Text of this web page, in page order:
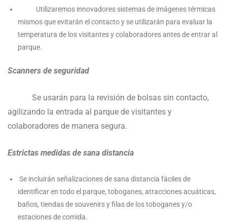
Utilizaremos innovadores sistemas de imágenes térmicas
mismos que evitarán el contacto y se utilizarán para evaluar la
temperatura de los visitantes y colaboradores antes de entrar al
parque.
Scanners de seguridad
Se usarán para la revisión de bolsas sin contacto,
agilizando la entrada al parque de visitantes y
colaboradores de manera segura.
Estrictas medidas de sana distancia
Se incluirán señalizaciones de sana distancia fáciles de
identificar en todo el parque, toboganes, atracciones acuáticas,
baños, tiendas de souvenirs y filas de los toboganes y/o
estaciones de comida.